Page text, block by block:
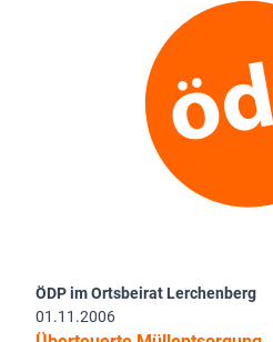
ÖDP im Ortsbeirat Lerchenberg
01.11.2006